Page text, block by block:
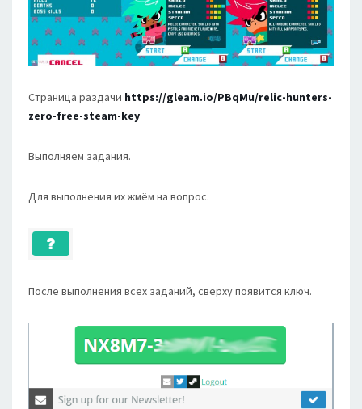
Страница раздачи https://gleam.io/PBqMu/relic-hunters-
zero-free-steam-key
Выполняем задания.
Для выполнения их жмём на вопрос.
После выполнения всех заданий, сверху появится ключ.